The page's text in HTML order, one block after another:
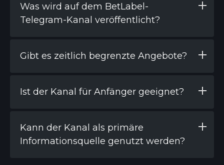
Was wird auf dem BetLabel-
Telegram-Kanal veröffentlicht?
Gibt es zeitlich begrenzte Angebote?
Ist der Kanal für Anfänger geeignet?
Kann der Kanal als primäre
Informationsquelle genutzt werden?